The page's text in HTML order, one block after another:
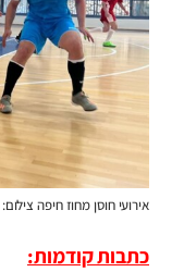
אירועי חוסן מחוז חיפה
כתבות קודמות: